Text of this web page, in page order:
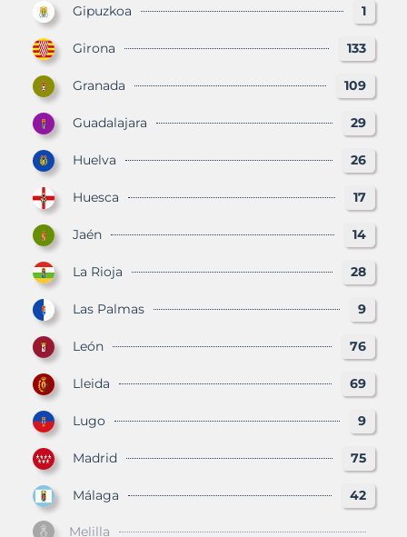
Gipuzkoa 1
Girona 133
Granada 109
Guadalajara 29
Huelva 26
Huesca 17
Jaén 14
La Rioja 28
Las Palmas 9
León 76
Lleida 69
Lugo 9
Madrid 75
Málaga 42
Melilla